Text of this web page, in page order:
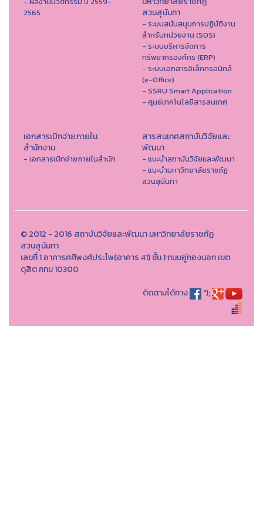
2565
สวนสุนันทา
- ระบบสนับสนุนการปฏิบัติงาน
สำหรับหน่วยงาน (SOS)
- ระบบบริหารจัดการ
ทรัพยากรองค์กร (ERP)
- ระบบเอกสารอิเล็กทรอนิกส์
(e-Office)
- SSRU Smart Application
- ศูนย์เทคโนโลยีสารสนเทศ
เอกสารเบิกจ่ายภายใน
สำนักงาน
- เอกสารเบิกจ่ายภายในสำนัก
สารสนเทศสถาบันวิจัยและ
พัฒนา
- แนะนำสถาบันวิจัยและพัฒนา
- แนะนำมหาวิทยาลัยราชภัฏ
สวนสุนันทา
© 2012 - 2016 สถาบันวิจัยและพัฒนา มหาวิทยาลัยราชภัฏ
สวนสุนันทา
เลขที่ 1 อาคารศศิพงศ์ประไพ(อาคาร 41) ชั้น 1 ถนนอู่ทองนอก เขต
ดุสิต กทม 10300
ติดตามได้ทาง
");